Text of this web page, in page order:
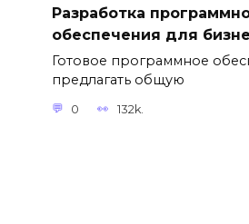
Разработка
обеспечения для
Готовое программное
предлагать общую
0 132k.